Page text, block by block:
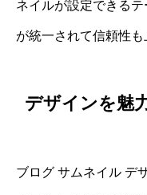
ネイルが設定できる
が統一されて信頼性も
デザインを魅
ブログ サムネイル デ